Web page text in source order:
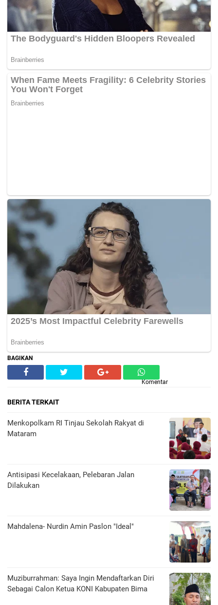
BAGIKAN
Komentar
BERITA TERKAIT
Menkopolkam RI Tinjau Sekolah Rakyat di
Mataram
Antisipasi Kecelakaan, Pelebaran Jalan
Dilakukan
Mahdalena- Nurdin Amin Paslon "Ideal"
Muziburrahman: Saya Ingin Mendaftarkan Diri
Sebagai Calon Ketua KONI Kabupaten Bima